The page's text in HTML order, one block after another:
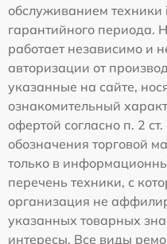
обслуживанием техники
гарантийного периода.
работает независимо и
авторизации от
указанные на сайте,
ознакомительный
офертой согласно п. 2
обозначения торговой
только в
перечень техники, с
организация не
указанных товарных
интересы. Все виды